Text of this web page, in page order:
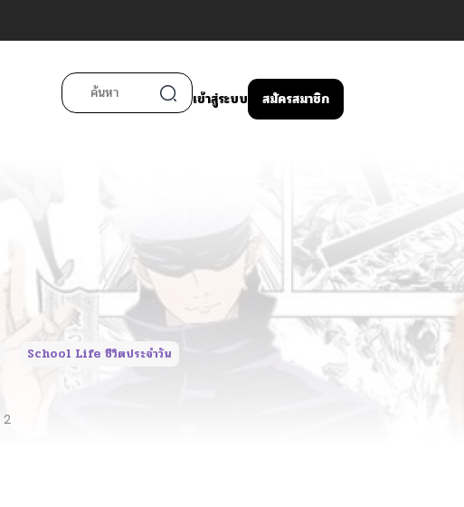
เข้าสู่ระบบ สมัครสมาชิก
School Life ชีวิตประจำวัน
2